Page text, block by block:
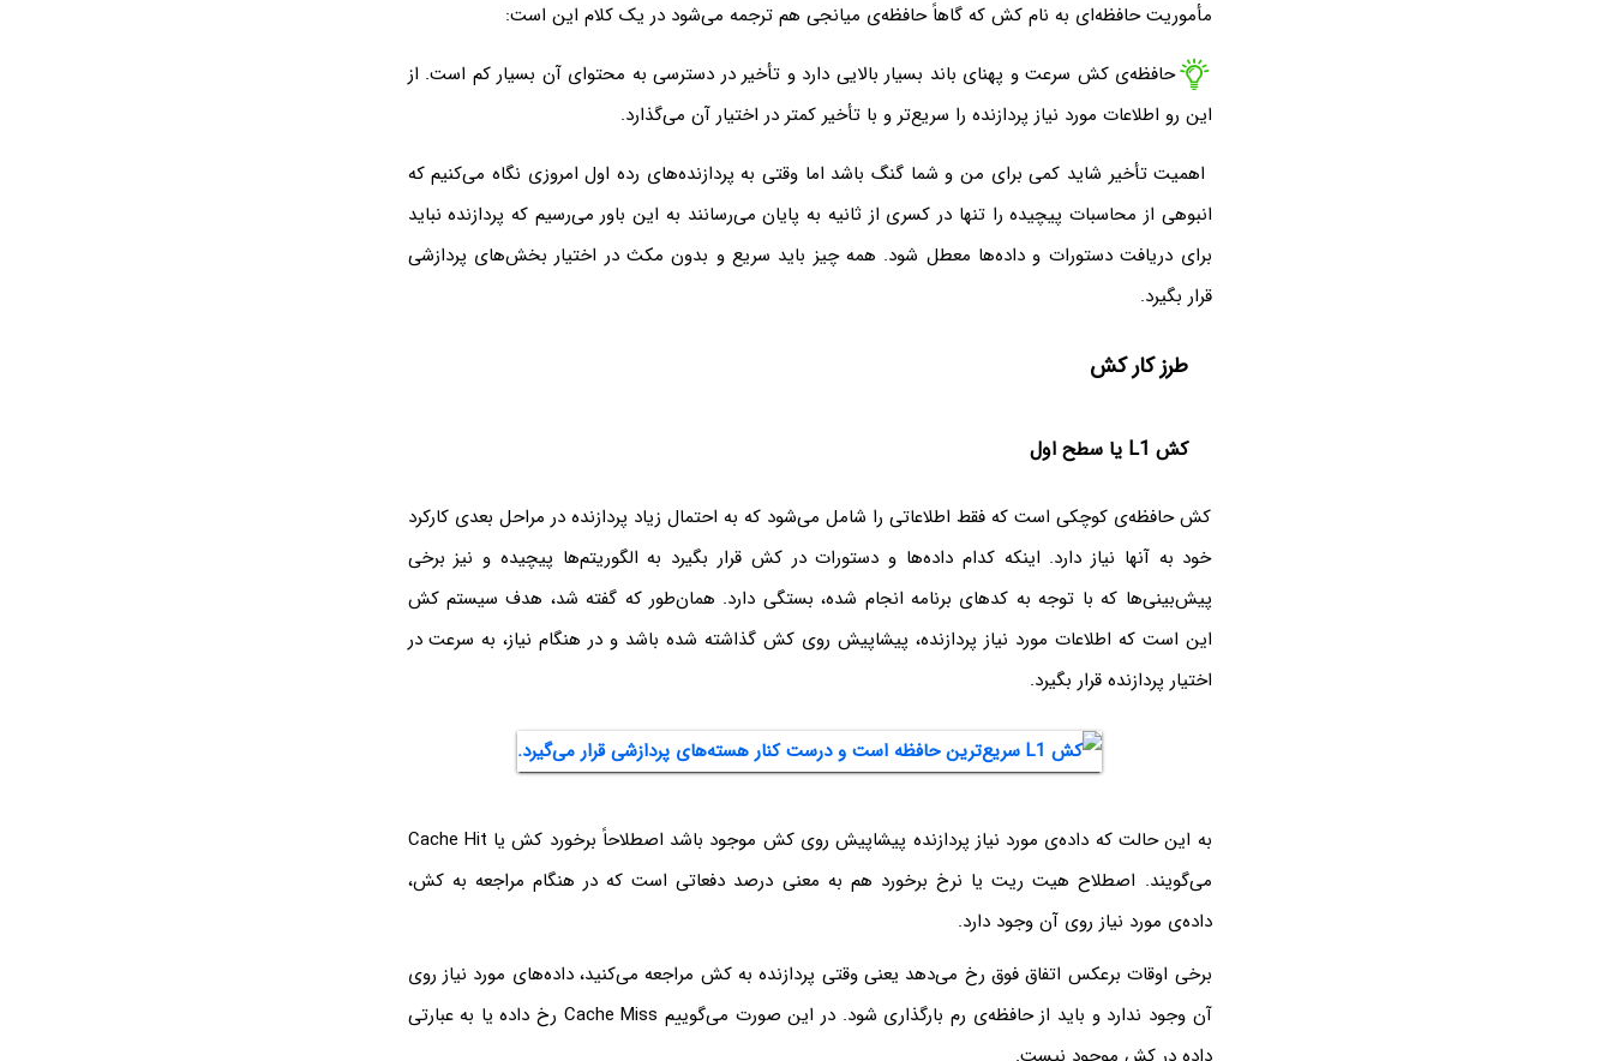
مأموریت حافظه‌ای به نام کش که گاهاً حافظه‌ی میانجی هم ترجمه می‌شود در یک کلام این است:
حافظه‌ی کش سرعت و پهنای باند بسیار بالایی دارد و تأخیر در دسترسی به محتوای آن بسیار کم است. از
این رو اطلاعات مورد نیاز پردازنده را سریع‌تر و با تأخیر کمتر در اختیار آن می‌گذارد.
اهمیت تأخیر شاید کمی برای من و شما گنگ باشد اما وقتی به پردازنده‌های رده اول امروزی نگاه می‌کنیم که
انبوهی از محاسبات پیچیده را تنها در کسری از ثانیه به پایان می‌رسانند به این باور می‌رسیم که پردازنده نباید
برای دریافت دستورات و داده‌ها معطل شود. همه چیز باید سریع و بدون مکث در اختیار بخش‌های پردازشی
قرار بگیرد.
طرز کار کش
کش L1 یا سطح اول
کش حافظه‌ی کوچکی است که فقط اطلاعاتی را شامل می‌شود که به احتمال زیاد پردازنده در مراحل بعدی کارکرد
خود به آنها نیاز دارد. اینکه کدام داده‌ها و دستورات در کش قرار بگیرد به الگوریتم‌ها پیچیده و نیز برخی
پیش‌بینی‌ها که با توجه به کدهای برنامه انجام شده، بستگی دارد. همان‌طور که گفته شد، هدف سیستم کش
این است که اطلاعات مورد نیاز پردازنده، پیشاپیش روی کش گذاشته شده باشد و در هنگام نیاز، به سرعت در
اختیار پردازنده قرار بگیرد.
به این حالت که داده‌ی مورد نیاز پردازنده پیشاپیش روی کش موجود باشد اصطلاحاً برخورد کش یا Cache Hit
می‌گویند. اصطلاح هیت ریت یا نرخ برخورد هم به معنی درصد دفعاتی است که در هنگام مراجعه به کش،
داده‌ی مورد نیاز روی آن وجود دارد.
برخی اوقات برعکس اتفاق فوق رخ می‌دهد یعنی وقتی پردازنده به کش مراجعه می‌کنید، داده‌های مورد نیاز روی
آن وجود ندارد و باید از حافظه‌ی رم بارگذاری شود. در این صورت می‌گوییم Cache Miss رخ داده یا به عبارتی